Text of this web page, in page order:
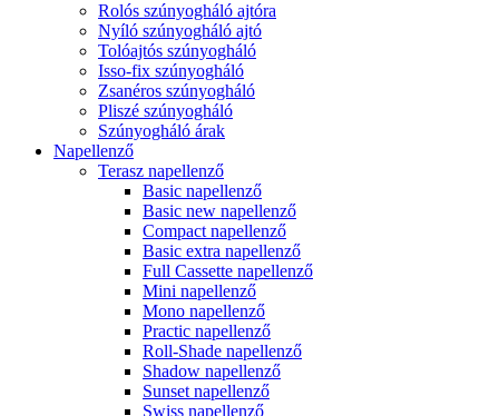
Rolós szúnyogháló ajtóra
Nyíló szúnyogháló ajtó
Tolóajtós szúnyogháló
Isso-fix szúnyogháló
Zsanéros szúnyogháló
Pliszé szúnyogháló
Szúnyogháló árak
Napellenző
Terasz napellenző
Basic napellenző
Basic new napellenző
Compact napellenző
Basic extra napellenző
Full Cassette napellenző
Mini napellenző
Mono napellenző
Practic napellenző
Roll-Shade napellenző
Shadow napellenző
Sunset napellenző
Swiss napellenző